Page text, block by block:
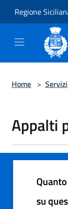
Regione
Home > Servizi
Appalti
su